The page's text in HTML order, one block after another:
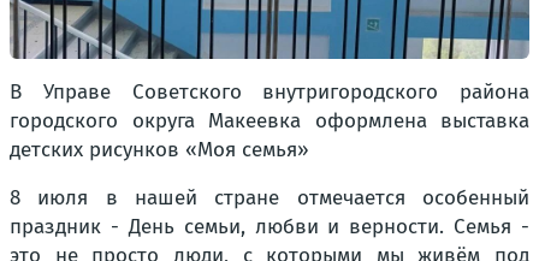
В Управе Советского внутригородского района
городского округа Макеевка оформлена выставка
детских рисунков «Моя семья»
8 июля в нашей стране отмечается особенный
праздник - День семьи, любви и верности. Семья -
это не просто люди, с которыми мы живём под